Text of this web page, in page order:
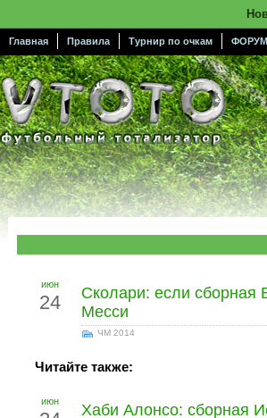
Главная Правила Турнир по очкам ФОРУМ
июн
24
Сколари: если сборная
Месси
ЧМ 2014
Читайте также:
июн
Хаби Алонсо: сборная